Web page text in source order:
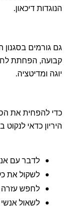
הנוגדות דיכאון.
גם גורמים בסגנון
קבועה, הפחתת לחץ
יוגה ומדיטציה.
כדי להפחית את
היריון כדאי
לדבר עם
לשקול את
לחפש עזרה
לשאול